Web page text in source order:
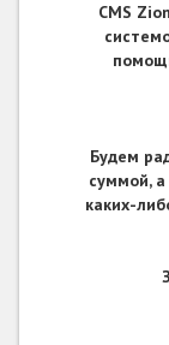
CMS
Будем
суммой,
каких-